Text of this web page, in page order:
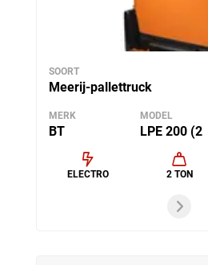
SOORT
Meerij-pallettruck
MERK
BT
MODEL
LPE 200 (2
ELECTRO 2 TON